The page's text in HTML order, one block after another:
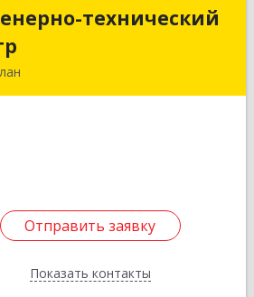
технический
Отправить заявку
Показать контакты
технический
Отправить заявку
Назад